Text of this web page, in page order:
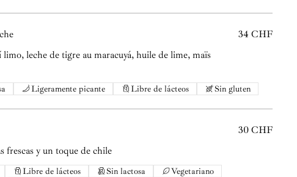
leche de tigre au maracuyá, huile de lime, maïs
34 CHF
Ligeramente picante Libre de lácteos Sin gluten
frescas y un toque de chile
30 CHF
Libre de lácteos Sin lactosa
Vegetariano